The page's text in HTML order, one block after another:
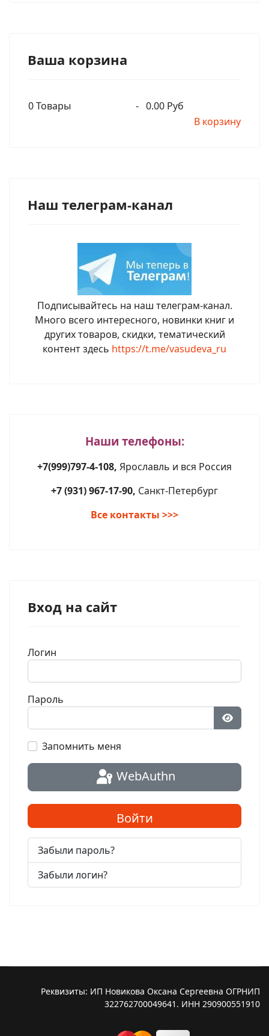
Ваша корзина
0Товары - 0.00 Руб
В корзину
Наш телеграм-канал
Подписывайтесь на наш телеграм-канал.
Много всего интересного, новинки книг и
других товаров, скидки, тематический
контент здесь https://t.me/vasudeva_ru
Наши телефоны:
+7(999)797-4-108, Ярославль и вся Россия
+7 (931) 967-17-90, Санкт-Петербург
Все контакты >>>
Вход на сайт
Логин
Пароль
Запомнить меня
WebAuthn
Войти
Забыли пароль?
Забыли логин?
Реквизиты: ИП Новикова Оксана Сергеевна ОГРНИП
322762700049641. ИНН 290900551910